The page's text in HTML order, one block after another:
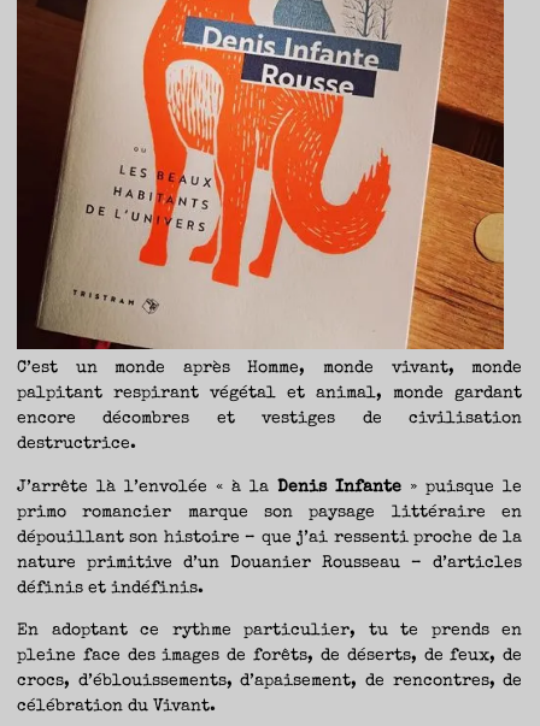
ET
PARLER
SURTOUT
LIVRES,
S’INTERDIRE
HORIZONS.
BREF,
JETER
L’EAU
REMETTRE
SELLE
ET
VOIR
CE
QUI
ADVIENT.
AIRE(S)
LIBRE(S),
ÇA
ICI.
C’est un monde après Homme, monde vivant, monde
palpitant respirant végétal et animal, monde gardant
encore décombres et vestiges de civilisation
destructrice.
J’arrête là l’envolée « à la Denis Infante » puisque le
primo romancier marque son paysage littéraire en
dépouillant son histoire – que j’ai ressenti proche de la
nature primitive d’un Douanier Rousseau – d’articles
définis et indéfinis.
En adoptant ce rythme particulier, tu te prends en
pleine face des images de forêts, de déserts, de feux, de
crocs, d’éblouissements, d’apaisement, de rencontres, de
célébration du Vivant.